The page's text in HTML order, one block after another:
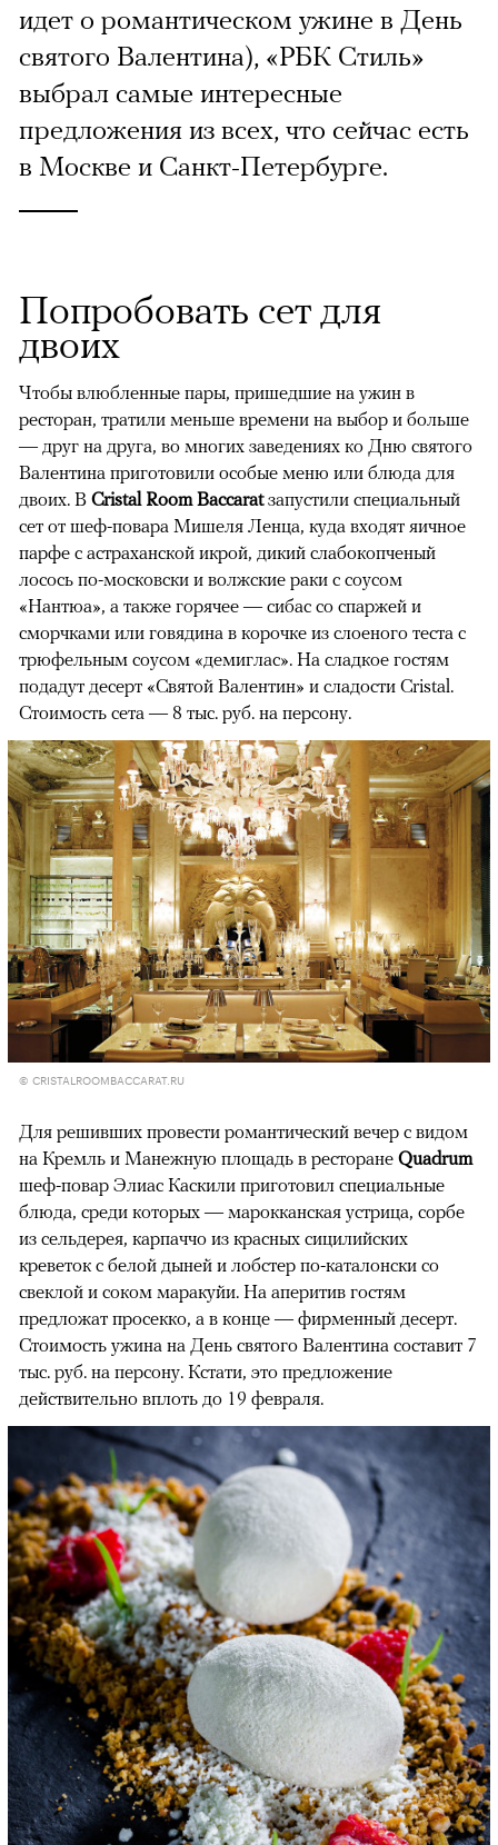
идет о романтическом ужине в День
святого Валентина), «РБК Стиль»
выбрал самые интересные
предложения из всех, что сейчас есть
в Москве и Санкт-Петербурге.
Попробовать сет для
двоих
Чтобы влюбленные пары, пришедшие на ужин в
ресторан, тратили меньше времени на выбор и больше
— друг на друга, во многих заведениях ко Дню святого
Валентина приготовили особые меню или блюда для
двоих. В Cristal Room Baccaratзапустили специальный
сет от шеф-повара Мишеля Ленца, куда входят яичное
парфе с астраханской икрой, дикий слабокопченый
лосось по-московски и волжские раки с соусом
«Нантюа», а также горячее — сибас со спаржей и
сморчками или говядина в корочке из слоеного теста с
трюфельным соусом «демиглас». На сладкое гостям
подадут десерт «Святой Валентин» и сладости Cristal.
Стоимость сета — 8 тыс. руб. на персону.
© CRISTALROOMBACCARAT.RU
Для решивших провести романтический вечер с видом
на Кремль и Манежную площадь в ресторане Quadrum
шеф-повар Элиас Каскили приготовил специальные
блюда, среди которых — марокканская устрица, сорбе
из сельдерея, карпаччо из красных сицилийских
креветок с белой дыней и лобстер по-каталонски со
свеклой и соком маракуйи. На аперитив гостям
предложат просекко, а в конце — фирменный десерт.
Стоимость ужина на День святого Валентина составит 7
тыс. руб. на персону. Кстати, это предложение
действительно вплоть до 19 февраля.